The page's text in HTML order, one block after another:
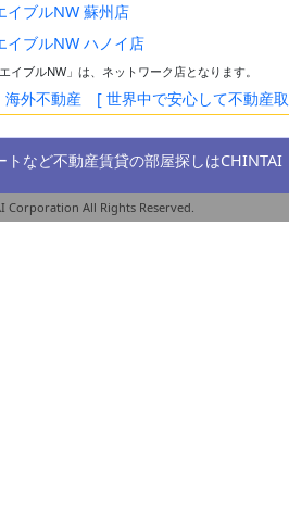
イブルNW 蘇州店
イブルNW ハノイ店
イブルNW」は、ネットワーク店となります。
海外不動産 [ 世界中で安心して不動産
など不動産賃貸の部屋探しはCHINTAI
Corporation All Rights Reserved.